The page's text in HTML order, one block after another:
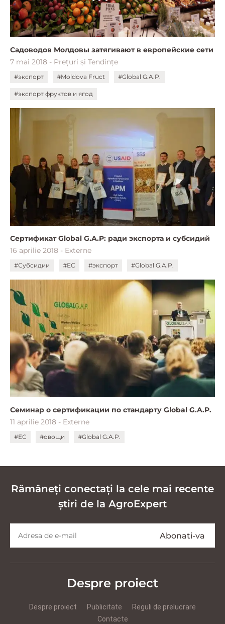
Садоводов Молдовы затягивают в европейские сети
7 mai 2018 - Prețuri și Tendințe
#экспорт #Moldova Fruct #Global G.A.P.
#экспорт фруктов и ягод
Сертификат Global G.A.P: ради экспорта и субсидий
16 aprilie 2018 - Externe
#Субсидии #ЕС #экспорт #Global G.A.P.
Семинар о сертификации по стандарту Global G.A.P.
11 aprilie 2018 - Externe
#ЕС #овощи #Global G.A.P.
Rămâneți conectați la cele mai recente
știri de la AgroExpert
Despre proiect
Despre proiect Publicitate
Reguli de prelucrare
Contacte